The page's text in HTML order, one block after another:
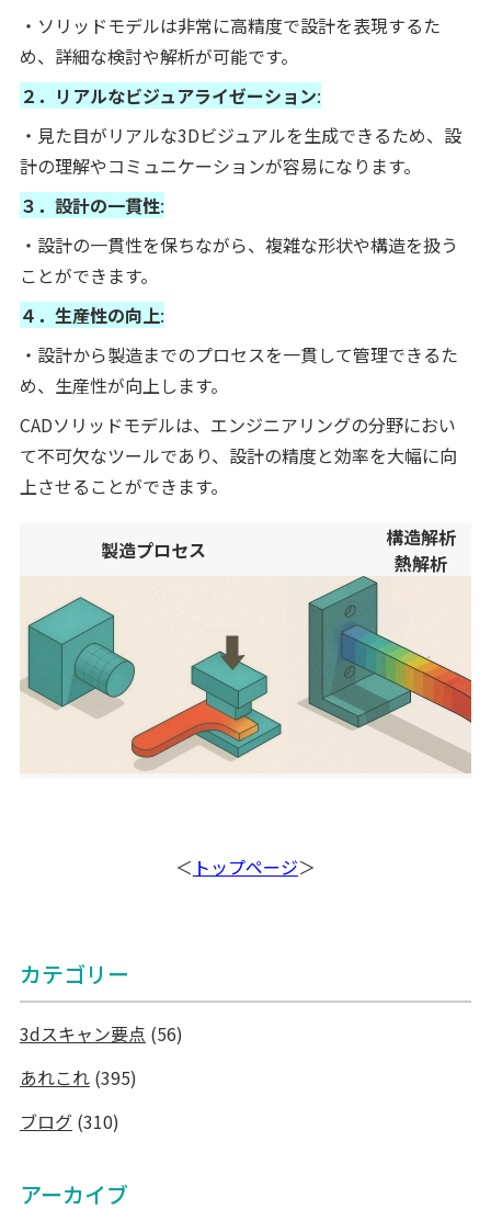
・ソリッドモデルは非常に高精度で設計を表現するた
め、詳細な検討や解析が可能です。
２．リアルなビジュアライゼーション:
・見た目がリアルな3Dビジュアルを生成できるため、設
計の理解やコミュニケーションが容易になります。
３．設計の一貫性:
・設計の一貫性を保ちながら、複雑な形状や構造を扱う
ことができます。
４．生産性の向上:
・設計から製造までのプロセスを一貫して管理できるた
め、生産性が向上します。
CADソリッドモデルは、エンジニアリングの分野におい
て不可欠なツールであり、設計の精度と効率を大幅に向
上させることができます。
製造プロセス
構造解析
熱解析
＜ トップページ＞
カテゴリー
3dスキャン要点 (56)
あれこれ(395)
ブログ(310)
アーカイブ